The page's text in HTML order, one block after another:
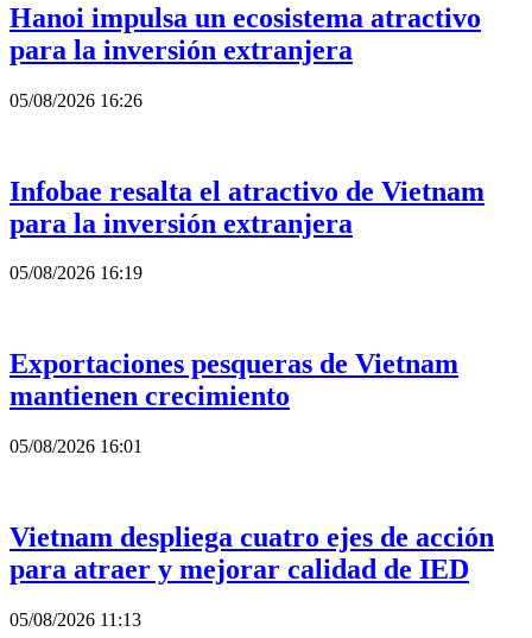
Hanoi impulsa un ecosistema atractivo
para la inversión extranjera
05/08/2026 16:26
Infobae resalta el atractivo de Vietnam
para la inversión extranjera
05/08/2026 16:19
Exportaciones pesqueras de Vietnam
mantienen crecimiento
05/08/2026 16:01
Vietnam despliega cuatro ejes de acción
para atraer y mejorar calidad de IED
05/08/2026 11:13